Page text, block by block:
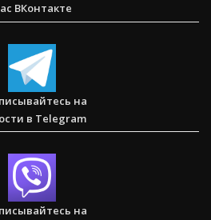
жизнь буддистского монаха
(BBS05030)
ВКонтакте
на
в Telegram
на